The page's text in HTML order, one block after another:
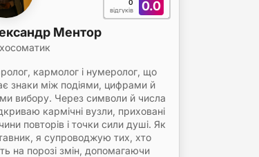
0.0
0
відгуків
Ментор
кармолог і нумеролог, що
знаки між подіями, цифрами й
вибору. Через символи й числа
кармічні вузли, приховані
повторів і точки сили душі. Як
я супроводжую тих, хто
на порозі змін, допомагаючи